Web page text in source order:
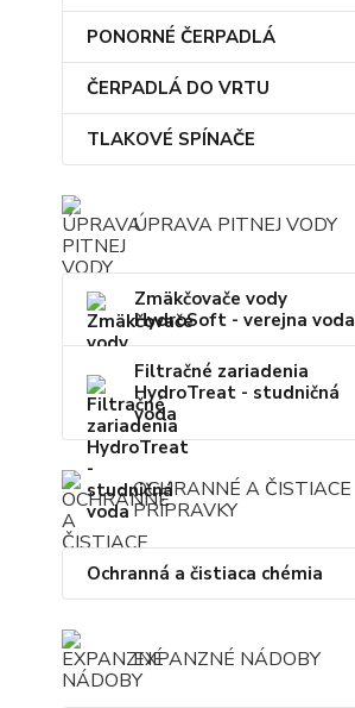
PONORNÉ ČERPADLÁ
ČERPADLÁ DO VRTU
TLAKOVÉ SPÍNAČE
ÚPRAVA PITNEJ VODY
Zmäkčovače vody
HydroSoft - verejna voda
Filtračné zariadenia
HydroTreat - studničná
voda
OCHRANNÉ A ČISTIACE
PRÍPRAVKY
Ochranná a čistiaca chémia
EXPANZNÉ NÁDOBY